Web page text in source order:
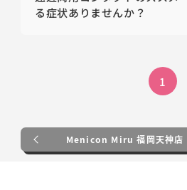
る症状ありませんか？
1
Menicon Miru 福岡天神店